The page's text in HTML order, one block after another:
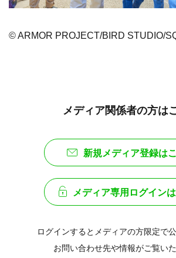
© ARMOR PROJECT/BIRD STUDIO/
メディア関係者の方は
新規メディア登録は
メディア専用ログイン
ログインするとメディアの方限定で
お問い合わせ先や情報がご覧い